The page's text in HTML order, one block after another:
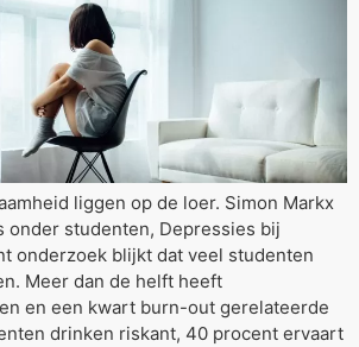
liggen op de loer. Simon Markx
onder studenten, Depressies bij
onderzoek blijkt dat veel studenten
Meer dan de helft heeft
en een kwart burn-out gerelateerde
drinken riskant, 40 procent ervaart